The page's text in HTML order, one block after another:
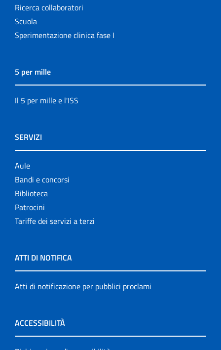
Ricerca collaboratori
Scuola
Sperimentazione clinica fase I
5 per mille
Il 5 per mille e l'ISS
SERVIZI
Aule
Bandi e concorsi
Biblioteca
Patrocini
Tariffe dei servizi a terzi
ATTI DI NOTIFICA
Atti di notificazione per pubblici proclami
ACCESSIBILITÀ